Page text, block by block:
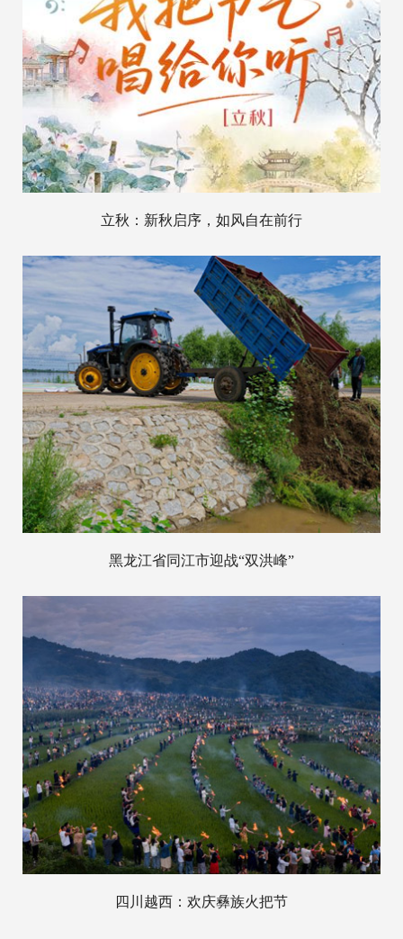
立秋：新秋启序，如风自在前行
黑龙江省同江市迎战“双洪峰”
四川越西：欢庆彝族火把节